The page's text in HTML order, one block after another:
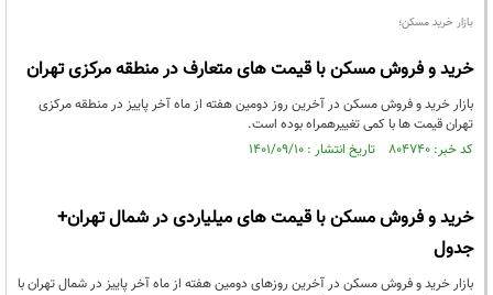
بازار خرید مسکن؛
خرید و فروش مسکن با قیمت های متعارف در منطقه مرکزی تهران
بازار خرید و فروش مسکن در آخرین روز دومین هفته از ماه آخر پاییز در منطقه مرکزی
تهران قیمت ها با کمی تغییرهمراه بوده است.
کد خبر: ۸۰۴۷۴۰ تاریخ انتشار : ۱۴۰۱/۰۹/۱۰
خرید و فروش مسکن با قیمت های میلیاردی در شمال تهران+
جدول
بازار خرید و فروش مسکن در آخرین روزهای دومین هفته از ماه آخر پاییز در شمال تهران با